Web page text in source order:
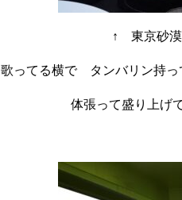
↑ 東京砂漠
歌ってる横で タンバリン持っ
体張って盛り上げ